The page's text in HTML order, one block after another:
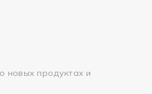
новых продуктах и